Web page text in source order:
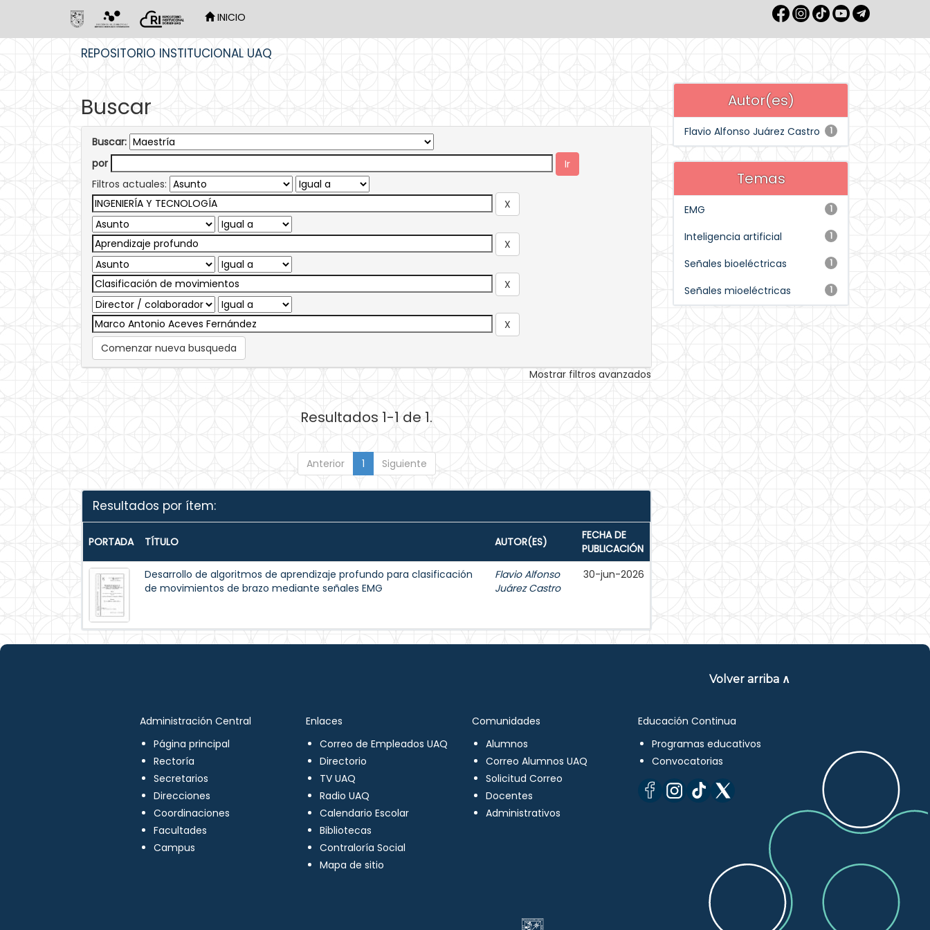
INICIO
REPOSITORIO INSTITUCIONAL UAQ
Buscar
Buscar:
por
Filtros actuales:
Comenzar nueva busqueda
Mostrar filtros avanzados
Resultados 1-1 de 1.
Anterior 1 Siguiente
Resultados por ítem:
PORTADA TÍTULO AUTOR(ES)
FECHA DE
PUBLICACIÓN
Desarrollo de algoritmos de aprendizaje profundo para clasificación
de movimientos de brazo mediante señales EMG
Flavio Alfonso
Juárez Castro
30-jun-2026
Autor(es)
1
Flavio Alfonso Juárez Castro
Temas
1
EMG
1
Inteligencia artificial
1
Señales bioeléctricas
1
Señales mioeléctricas
Volver arriba ∧
Administración Central
Página principal
Rectoría
Secretarios
Direcciones
Coordinaciones
Facultades
Campus
Enlaces
Correo de Empleados UAQ
Directorio
TV UAQ
Radio UAQ
Calendario Escolar
Bibliotecas
Contraloría Social
Mapa de sitio
Comunidades
Alumnos
Correo Alumnos UAQ
Solicitud Correo
Docentes
Administrativos
Educación Continua
Programas educativos
Convocatorias